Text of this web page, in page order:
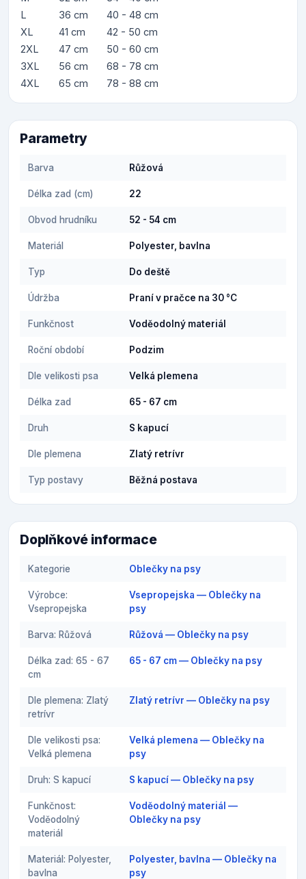
L
36 cm
40 - 48 cm
XL
41 cm
42 - 50 cm
2XL
47 cm
50 - 60 cm
3XL
56 cm
68 - 78 cm
4XL
65 cm 78 - 88 cm
Parametry
Barva Růžová
Délka zad (cm) 22
Obvod hrudníku 52 - 54 cm
Materiál Polyester, bavlna
Typ Do deště
Údržba Praní v pračce na 30 °C
Funkčnost Voděodolný materiál
Roční období Podzim
Dle velikosti psa Velká plemena
Délka zad 65 - 67 cm
Druh S kapucí
Dle plemena Zlatý retrívr
Typ postavy Běžná postava
Doplňkové informace
Kategorie Oblečky na psy
Výrobce:
Vsepropejska
Vsepropejska — Oblečky na
psy
Barva: Růžová Růžová — Oblečky na psy
Délka zad: 65 - 67
cm
65 - 67 cm — Oblečky na psy
Dle plemena: Zlatý
retrívr
Zlatý retrívr — Oblečky na psy
Dle velikosti psa:
Velká plemena
Velká plemena — Oblečky na
psy
Druh: S kapucí S kapucí — Oblečky na psy
Funkčnost:
Voděodolný
materiál
Voděodolný materiál —
Oblečky na psy
Materiál: Polyester,
bavlna
Polyester, bavlna — Oblečky na
psy